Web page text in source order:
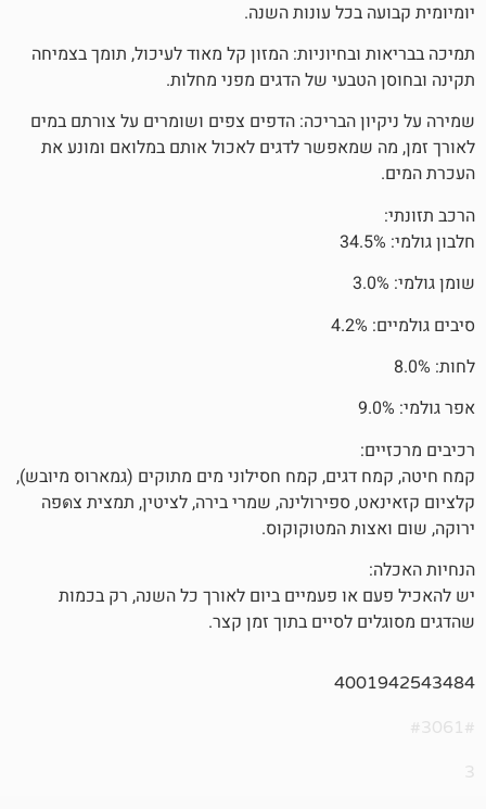
בכל עונות השנה.
המזון קל מאוד לעיכול, תומך בצמיחה
של הדגים מפני מחלות.
הבריכה: הדפים צפים ושומרים על צורתם במים
לדגים לאכול אותם במלואם ומונע את
קמח חסילוני מים מתוקים (גמארוס מיובש),
קלציום קזאינאט, ספירולינה, שמרי בירה, לציטין, תמצית צดפה
המטוקוקוס.
פעמיים ביום לאורך כל השנה, רק בכמות
לסיים בתוך זמן קצר.